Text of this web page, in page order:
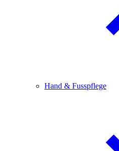
Hand & Fusspflege